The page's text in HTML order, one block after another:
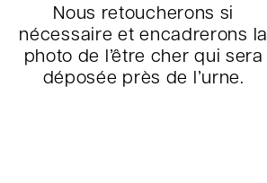
Nous retoucherons si
nécessaire et encadrerons la
photo de l’être cher qui sera
déposée près de l’urne.